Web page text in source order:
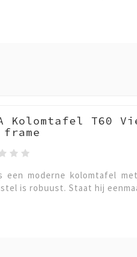
Kolomtafel T60
een moderne kolomtafel
is robuust. Staat hij